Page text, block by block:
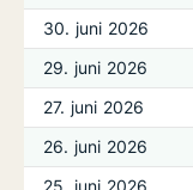
30. juni 2026
29. juni 2026
27. juni 2026
26. juni 2026
25. juni 2026